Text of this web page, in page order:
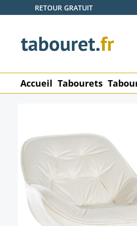
au contenu principal
Passer à la recherche
Passer à la navigation principale
RETOUR GRATUIT
Accueil Tabourets